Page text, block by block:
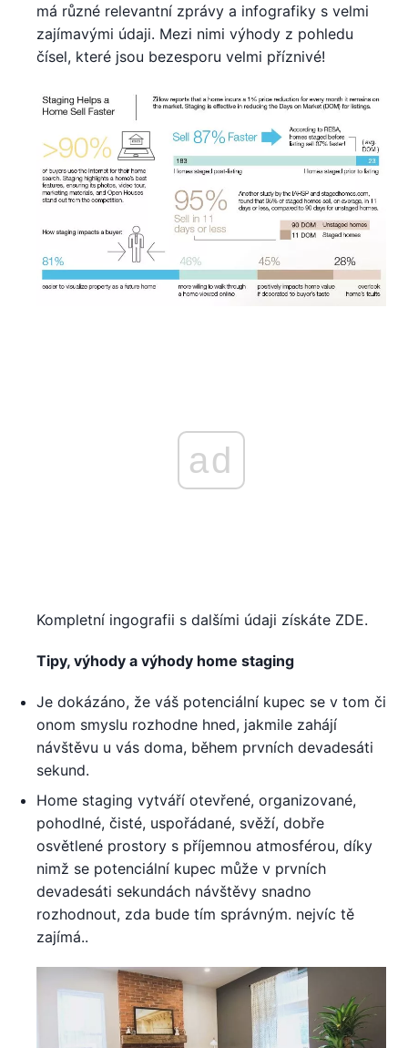
má různé relevantní zprávy a infografiky s velmi
zajímavými údaji. Mezi nimi výhody z pohledu
čísel, které jsou bezesporu velmi příznivé!
ad
Kompletní ingografii s dalšími údaji získáte ZDE.
Tipy, výhody a výhody home staging
Je dokázáno, že váš potenciální kupec se v tom či
onom smyslu rozhodne hned, jakmile zahájí
návštěvu u vás doma, během prvních devadesáti
sekund.
Home staging vytváří otevřené, organizované,
pohodlné, čisté, uspořádané, svěží, dobře
osvětlené prostory s příjemnou atmosférou, díky
nimž se potenciální kupec může v prvních
devadesáti sekundách návštěvy snadno
rozhodnout, zda bude tím správným. nejvíc tě
zajímá..